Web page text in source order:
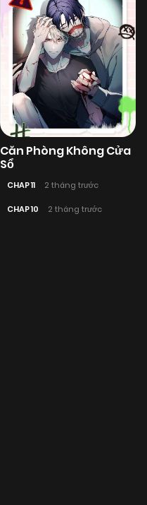
Căn Phòng Không Cửa
Sổ
CHAP 11 2 tháng trước
CHAP 10 2 tháng trước